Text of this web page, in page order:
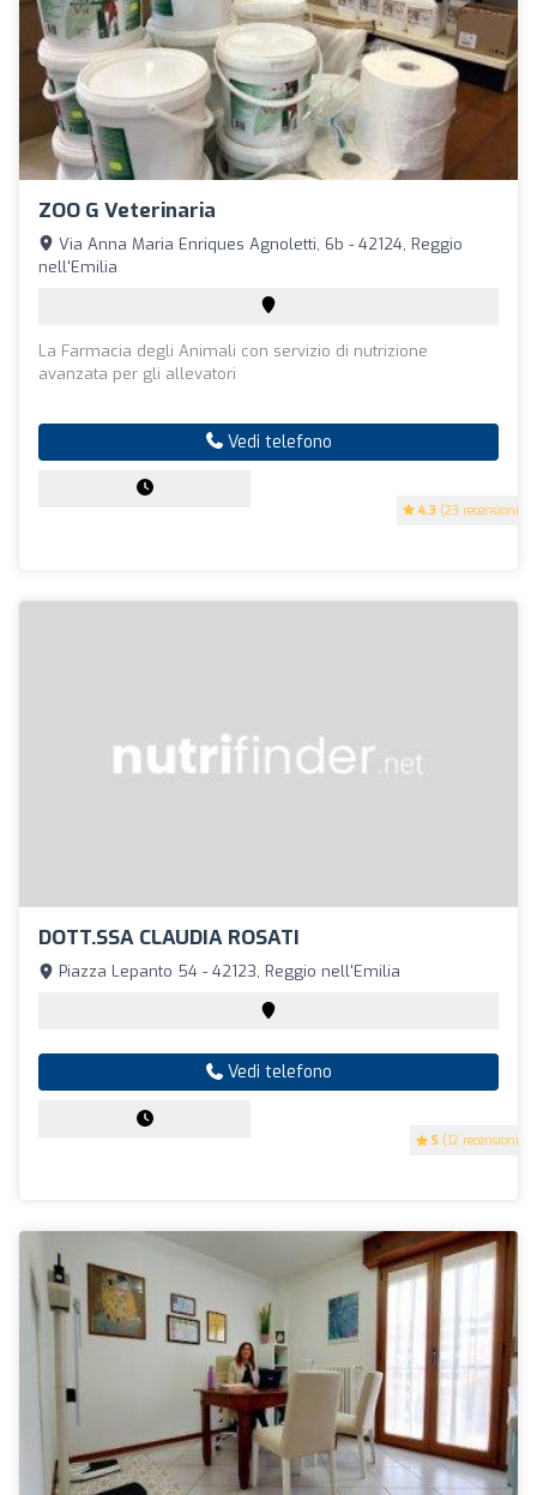
ZOO G Veterinaria
4.3 (23 recensioni)
Via Anna Maria Enriques Agnoletti, 6b - 42124, Reggio
nell'Emilia
La Farmacia degli Animali con servizio di nutrizione
avanzata per gli allevatori
Vedi telefono
DOTT.SSA CLAUDIA ROSATI
5 (12 recensioni)
Piazza Lepanto 54 - 42123, Reggio nell'Emilia
Vedi telefono